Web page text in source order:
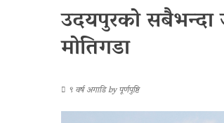
उदयपुरको सबैभन्दा
मोतिगडा
९ वर्ष अगाडिbyपूर्णपुष्टि